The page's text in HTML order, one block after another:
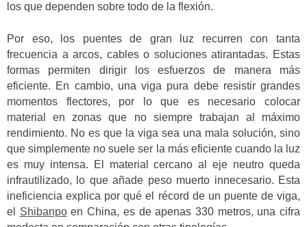
los que dependen sobre todo de la flexión.
Por eso, los puentes de gran luz recurren con tanta
frecuencia a arcos, cables o soluciones atirantadas. Estas
formas permiten dirigir los esfuerzos de manera más
eficiente. En cambio, una viga pura debe resistir grandes
momentos flectores, por lo que es necesario colocar
material en zonas que no siempre trabajan al máximo
rendimiento. No es que la viga sea una mala solución, sino
que simplemente no suele ser la más eficiente cuando la luz
es muy intensa. El material cercano al eje neutro queda
infrautilizado, lo que añade peso muerto innecesario. Esta
ineficiencia explica por qué el récord de un puente de viga,
el Shibanpoen China, es de apenas 330 metros, una cifra